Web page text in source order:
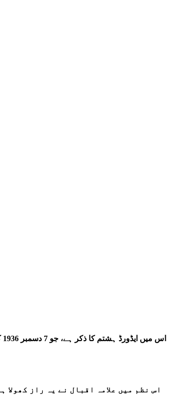
اس نظم میں علامہ اقبال نے یہ راز